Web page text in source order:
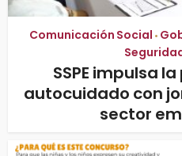
Comunicación Social •
SSPE impulsa
autocuidado con
sector